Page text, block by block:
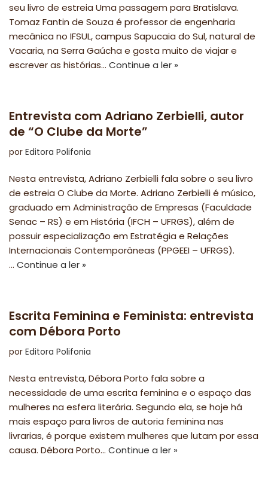
seu livro de estreia Uma passagem para Bratislava.
Tomaz Fantin de Souza é professor de engenharia
mecânica no IFSUL, campus Sapucaia do Sul, natural de
Vacaria, na Serra Gaúcha e gosta muito de viajar e
escrever as histórias… Continue a ler »
Entrevista com Adriano Zerbielli, autor
de “O Clube da Morte”
por Editora Polifonia
Nesta entrevista, Adriano Zerbielli fala sobre o seu livro
de estreia O Clube da Morte. Adriano Zerbielli é músico,
graduado em Administração de Empresas (Faculdade
Senac – RS) e em História (IFCH – UFRGS), além de
possuir especialização em Estratégia e Relações
Internacionais Contemporâneas (PPGEEI – UFRGS).
… Continue a ler »
Escrita Feminina e Feminista: entrevista
com Débora Porto
por Editora Polifonia
Nesta entrevista, Débora Porto fala sobre a
necessidade de uma escrita feminina e o espaço das
mulheres na esfera literária. Segundo ela, se hoje há
mais espaço para livros de autoria feminina nas
livrarias, é porque existem mulheres que lutam por essa
causa. Débora Porto… Continue a ler »